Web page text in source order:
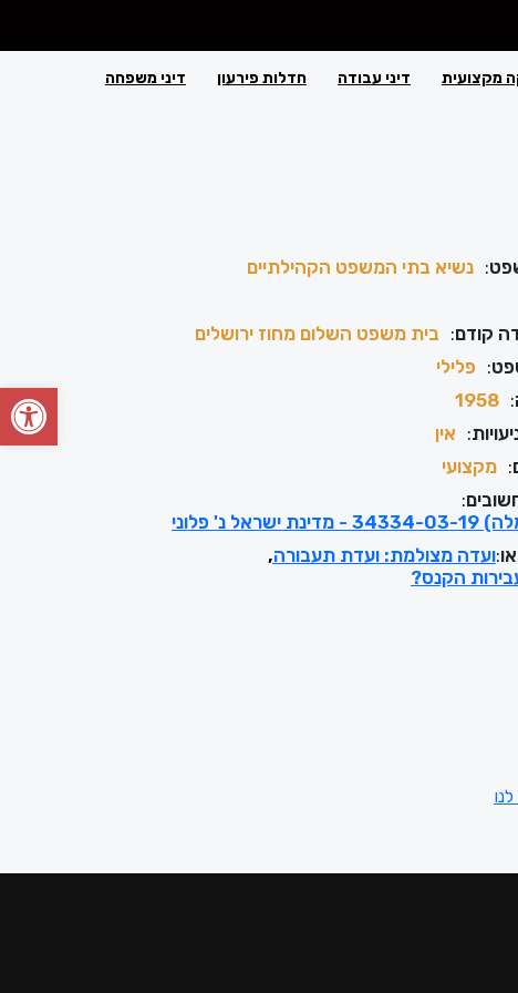
מקצועית דיני עבודה חדלות פירעון דיני משפחה
: נשיא בתי המשפט הקהילתיים
קודם: בית משפט השלום מחוז ירושלים
: פלילי
:
1958
: אין
: מקצועי
:
נ' פלוני
:ועדה מצולמת: ועדת תעבורה
הקנס?
פתח